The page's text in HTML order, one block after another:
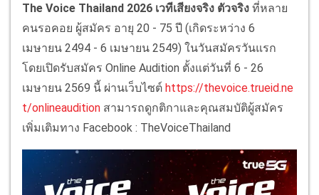
The Voice Thailand 2026 เวทีเสียงจริง ตัวจริง ที่หลาย
คนรอคอย ผู้สมัคร อายุ 20 - 75 ปี (เกิดระหว่าง 6
เมษายน 2494 - 6 เมษายน 2549) ในวันสมัครวันแรก
โดยเปิดรับสมัคร Online Audition ตั้งแต่วันที่ 6 - 26
เมษายน 2569 นี้ ผ่านเว็บไซต์ https://thevoice.trueid.ne
t/onlineaudition สามารถดูกติกาและคุณสมบัติผู้สมัคร
เพิ่มเติมทาง Facebook : TheVoiceThailand